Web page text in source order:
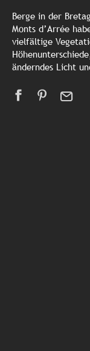
Berge in der
Monts d’Arrée
vielfältige
änderndes Licht